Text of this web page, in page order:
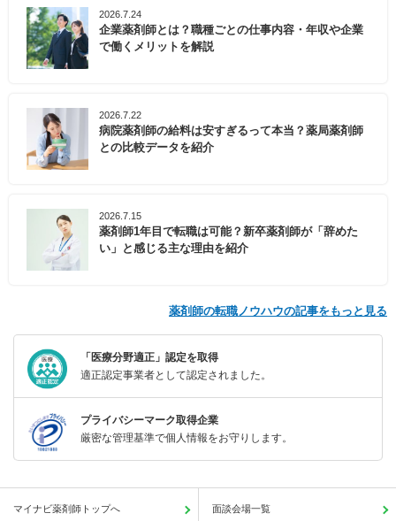
2026.7.24
企業薬剤師とは？職種ごとの仕事内容・年収や企業
で働くメリットを解説
2026.7.22
病院薬剤師の給料は安すぎるって本当？薬局薬剤師
との比較データを紹介
2026.7.15
薬剤師1年目で転職は可能？新卒薬剤師が「辞めた
い」と感じる主な理由を紹介
薬剤師の転職ノウハウの記事をもっと見る
「医療分野適正」認定を取得
適正認定事業者として認定されました。
プライバシーマーク取得企業
厳密な管理基準で個人情報をお守りします。
マイナビ薬剤師トップへ 面談会場一覧